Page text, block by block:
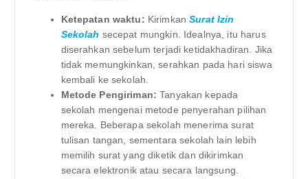
Ketepatan waktu: KirimkanSurat Izin
Sekolah secepat mungkin. Idealnya, itu harus
diserahkan sebelum terjadi ketidakhadiran. Jika
tidak memungkinkan, serahkan pada hari siswa
kembali ke sekolah.
Metode Pengiriman: Tanyakan kepada
sekolah mengenai metode penyerahan pilihan
mereka. Beberapa sekolah menerima surat
tulisan tangan, sementara sekolah lain lebih
memilih surat yang diketik dan dikirimkan
secara elektronik atau secara langsung.